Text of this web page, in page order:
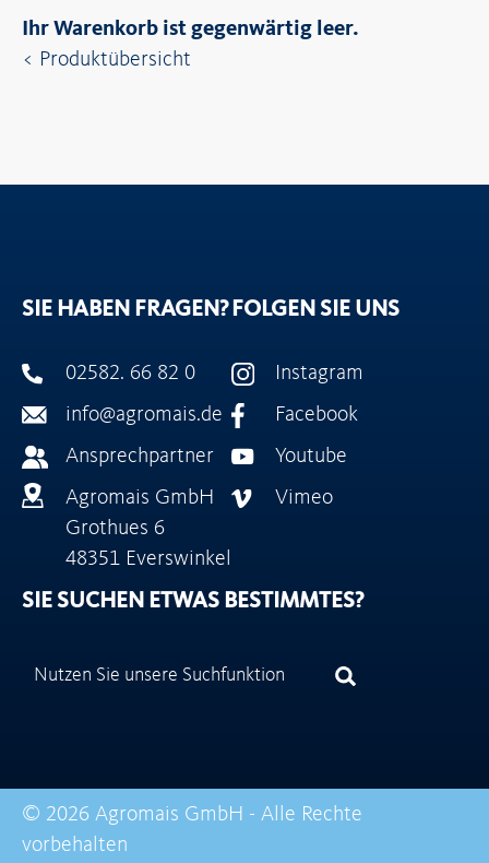
Ihr Warenkorb ist gegenwärtig leer.
< Produktübersicht
SIE HABEN FRAGEN?
02582. 66 82 0
info@agromais.de
Ansprechpartner
Agromais GmbH
Grothues 6
48351 Everswinkel
FOLGEN SIE UNS
Instagram
Facebook
Youtube
Vimeo
SIE SUCHEN ETWAS BESTIMMTES?
© 2026 Agromais GmbH - Alle Rechte
vorbehalten